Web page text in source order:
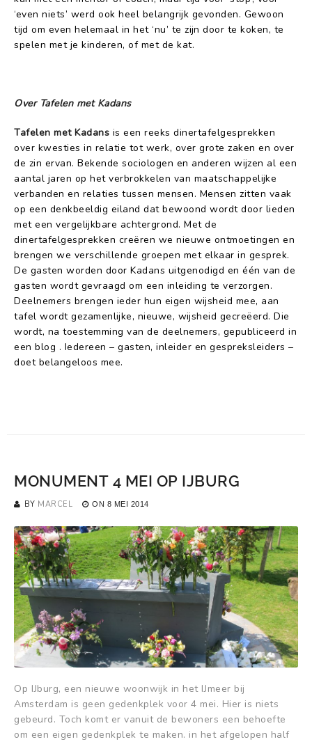
‘even niets’ werd ook heel belangrijk gevonden. Gewoon
tijd om even helemaal in het ‘nu’ te zijn door te koken, te
spelen met je kinderen, of met de kat.
Over Tafelen met Kadans
Tafelen met Kadans is een reeks dinertafelgesprekken
over kwesties in relatie tot werk, over grote zaken en over
de zin ervan. Bekende sociologen en anderen wijzen al een
aantal jaren op het verbrokkelen van maatschappelijke
verbanden en relaties tussen mensen. Mensen zitten vaak
op een denkbeeldig eiland dat bewoond wordt door lieden
met een vergelijkbare achtergrond. Met de
dinertafelgesprekken creëren we nieuwe ontmoetingen en
brengen we verschillende groepen met elkaar in gesprek.
De gasten worden door Kadans uitgenodigd en één van de
gasten wordt gevraagd om een inleiding te verzorgen.
Deelnemers brengen ieder hun eigen wijsheid mee, aan
tafel wordt gezamenlijke, nieuwe, wijsheid gecreëerd. Die
wordt, na toestemming van de deelnemers, gepubliceerd in
een blog . Iedereen – gasten, inleider en gespreksleiders –
doet belangeloos mee.
MONUMENT 4 MEI OP IJBURG
BY MARCEL ON 8 MEI 2014
Op IJburg, een nieuwe woonwijk in het IJmeer bij
Amsterdam is geen gedenkplek voor 4 mei. Hier is niets
gebeurd. Toch komt er vanuit de bewoners een behoefte
om een eigen gedenkplek te maken. in het afgelopen half